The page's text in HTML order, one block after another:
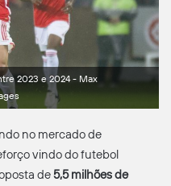
2023 e 2024 - Max
no mercado de
vindo do futebol
de5,5 milhões de